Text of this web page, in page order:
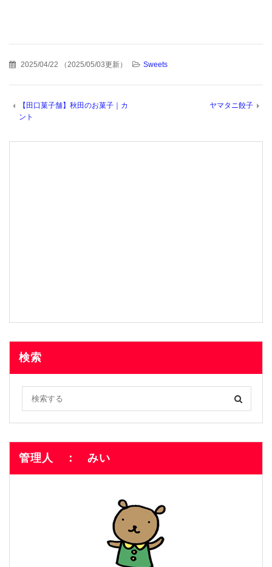
2025/04/22 （2025/05/03更新） Sweets
【田口菓子舗】秋田のお菓子｜カ
ント
ヤマタニ餃子
検索
管理人 ： みい